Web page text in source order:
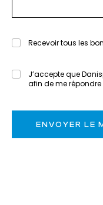
Recevoir tous les
J’accepte que
afin de me